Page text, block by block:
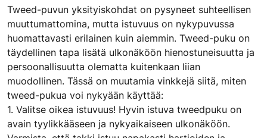
​Tweed-puvun yksityiskohdat on pysyneet suhteellisen
muuttumattomina, mutta istuvuus on nykypuvussa
huomattavasti erilainen kuin aiemmin. Tweed-puku on
täydellinen tapa lisätä ulkonäköön hienostuneisuutta ja
persoonallisuutta olematta kuitenkaan liian
muodollinen. Tässä on muutamia vinkkejä siitä, miten
tweed-pukua voi nykyään käyttää:
1. Valitse oikea istuvuus! Hyvin istuva tweedpuku on
avain tyylikkääseen ja nykyaikaiseen ulkonäköön.